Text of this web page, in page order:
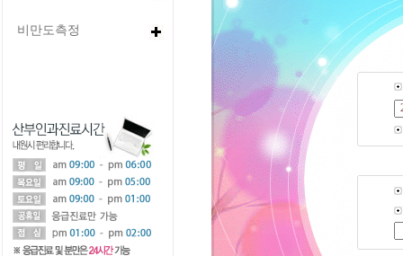
비만도측정